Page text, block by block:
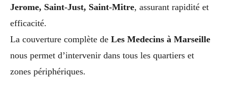
Jerome, Saint-Just, Saint-Mitre, assurant rapidité et
efficacité.
La couverture complète de Les Medecins à Marseille
nous permet d’intervenir dans tous les quartiers et
zones périphériques.